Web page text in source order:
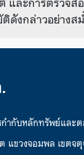
ดังกล่าวอย่างส
กำกับหลักทรัพย์และ
แขวงจอมพล เขตจ